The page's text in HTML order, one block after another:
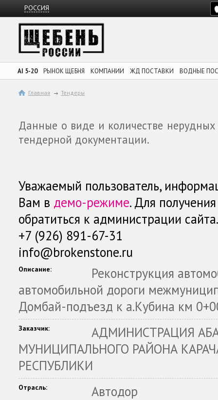
РОССИЯ
AI 5-20 РЫНОК ЩЕБНЯ КОМПАНИИ ЖД ПОСТАВКИ ВОДНЫЕ
Главная Тендеры
Данные о виде и количестве
тендерной документации.
Уважаемый пользователь,
Вам в демо-режиме. Для
обратиться к администрации сайта.
+7 (926) 891-67-31
info@brokenstone.ru
Описание:
Реконструкция
автомобильной дороги
Домбай-подъезд к а.Кубина км
Заказчик:
АДМИНИСТРАЦИЯ
МУНИЦИПАЛЬНОГО РАЙОНА
РЕСПУБЛИКИ
Отрасль: Автодор